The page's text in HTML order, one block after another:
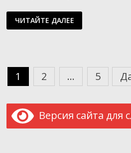
НАВСТРЕЧУ
К
ЗДОРОВЬЮ.
ЧИТАЙТЕ ДАЛЕЕ
Пагинация
1 2 … 5
Версия сайта для